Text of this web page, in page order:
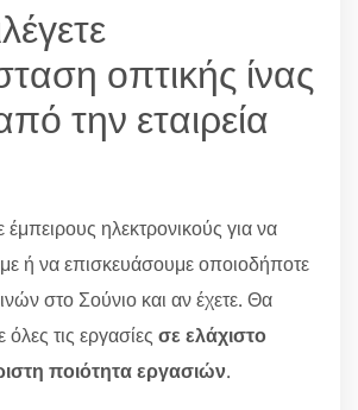
οπτικής ίνας
την εταιρεία
έμπειρους ηλεκτρονικούς για να
ή να επισκευάσουμε οποιοδήποτε
στο Σούνιο και αν έχετε. Θα
τις εργασίες σε ελάχιστο
ποιότητα εργασιών.